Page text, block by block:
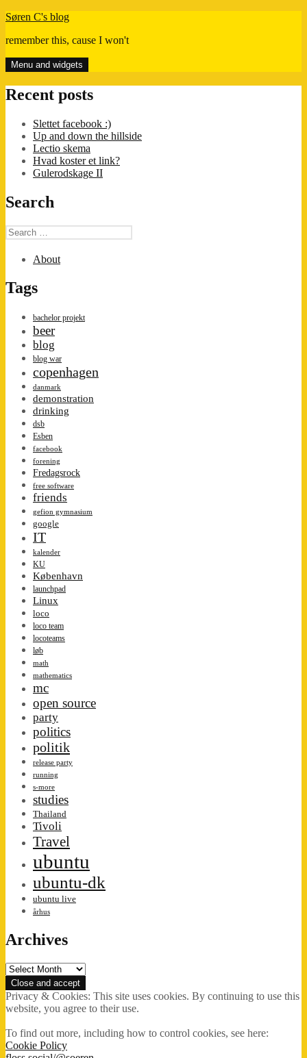
Skip
content
Søren C's blog
remember this, cause I won't
Menu and widgets
Recent posts
Slettet facebook :)
Up and down the hillside
Lectio skema
Hvad koster et link?
Gulerodskage II
Search
Search
for:
About
Tags
bachelor projekt
beer
blog
blog war
copenhagen
danmark
demonstration
drinking
dsb
Esben
facebook
forening
Fredagsrock
free software
friends
gefion gymnasium
google
IT
kalender
KU
København
launchpad
Linux
loco
loco team
locoteams
løb
math
mathematics
mc
open source
party
politics
politik
release party
running
s-more
studies
Thailand
Tivoli
Travel
ubuntu
ubuntu-dk
ubuntu live
århus
Archives
Archives
Privacy & Cookies: This site uses cookies. By continuing to use this
website, you agree to their use.
To find out more, including how to control cookies, see here:
Cookie Policy